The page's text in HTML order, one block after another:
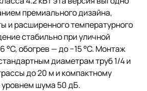
премиального дизайна,
и расширенного температурного
стабильно при уличной
°C, обогрев — до −15 °C. Монтаж
диаметрам труб 1/4 и
до 20 м и компактному
шума 50 дБ.